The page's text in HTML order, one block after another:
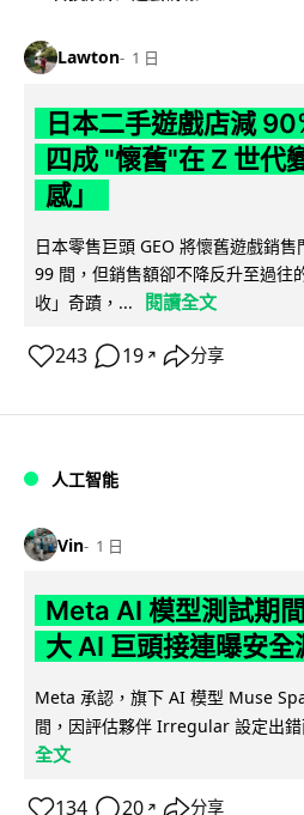
Lawton 1 日
日本二手遊戲店減
四成 "懷舊"在 Z 世代
感」
日本零售巨頭 GEO 將懷舊遊戲銷
99 間，但銷售額卻不降反升至過往
收」奇蹟，...
閱讀全文
243 19 ↗ 分享
人工智能
Vin 1 日
Meta AI 模型測試期
大 AI 巨頭接連曝安全
Meta 承認，旗下 AI 模型 Muse
間，因評估夥伴 Irregular 設定出
全文
134 20 ↗ 分享